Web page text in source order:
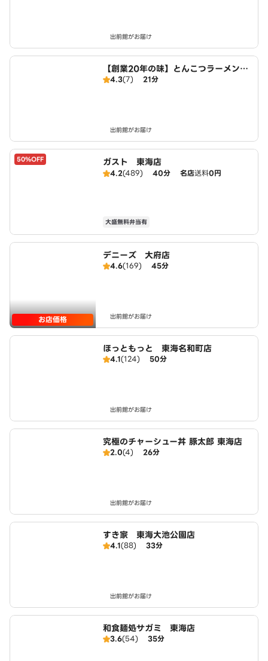
出前館がお届け
【創業20年の味】とんこつラーメン・
つけ麺 麺屋たけぞう
4.3(7) 21分
出前館がお届け
50%OFF ガスト 東海店
4.2(489) 40分 名店送料0円
大盛無料弁当有
お店価格
デニーズ 大府店
4.6(169) 45分
出前館がお届け
ほっともっと 東海名和町店
4.1(124) 50分
出前館がお届け
究極のチャーシュー丼 豚太郎 東海店
2.0(4) 26分
出前館がお届け
すき家 東海大池公園店
4.1(88) 33分
出前館がお届け
和食麺処サガミ 東海店
3.6(54) 35分